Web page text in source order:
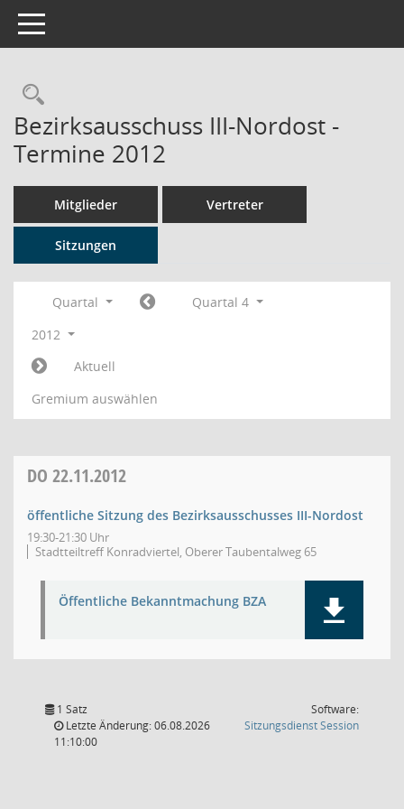
Toggle navigation
Rechercheauswahl
Bezirksausschuss III-Nordost -
Termine 2012
Mitglieder Vertreter
Sitzungen
Quartal
Quartal 4
2012
Aktuell
Gremium auswählen
DO 22.11.2012
öffentliche Sitzung des Bezirksausschusses III-Nordost
19:30-21:30 Uhr
Stadtteiltreff Konradviertel, Oberer Taubentalweg 65
Öffentliche Bekanntmachung BZA
1 Satz
Letzte Änderung: 06.08.2026
11:10:00
Software:
SitzungsdienstSession(Wird in